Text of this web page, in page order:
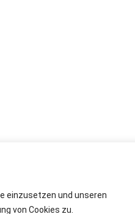
einzusetzen und unseren
von Cookies zu.